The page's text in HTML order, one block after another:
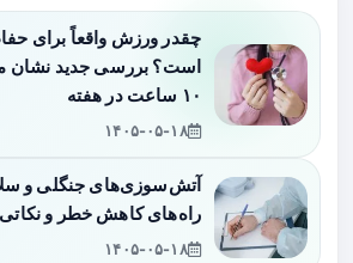
چقدر ورزش واقعاً برای
۱۰ ساعت در هفته
۱۴۰۵-۰۵-۱۸
آتش‌سوزی‌های جنگلی و
راه‌های کاهش خطر و نکاتی
۱۴۰۵-۰۵-۱۸